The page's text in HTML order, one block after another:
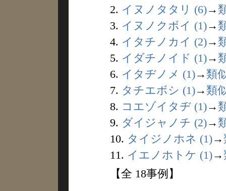
2. イヌノタタリ (6)→
3. イヌノクボイ (1)→
4. イタチノカイ (2)→
5. イダチノイド (1)→
6. イタヂノメ (1)→ 類
7. タチエボシ (1)→ 類
8. コエゾイタヂ (1)→
9. ダイジャノチ (2)→
10. タイジノホネ (1)→
11. イエノホトケ (1)→
【全 18事例】